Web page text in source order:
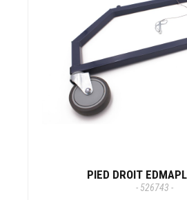
PIED DROIT
- 526743 -